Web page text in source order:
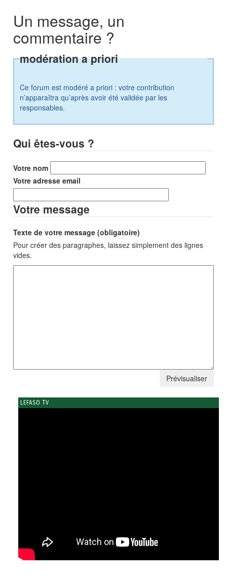
Un message, un
commentaire ?
modération a priori
Ce forum est modéré a priori : votre contribution
n’apparaîtra qu’après avoir été validée par les
responsables.
Qui êtes-vous ?
Votre nom
Votre adresse email
Votre message
Texte de votre message (obligatoire)
Pour créer des paragraphes, laissez simplement des lignes
vides.
LEFASO TV